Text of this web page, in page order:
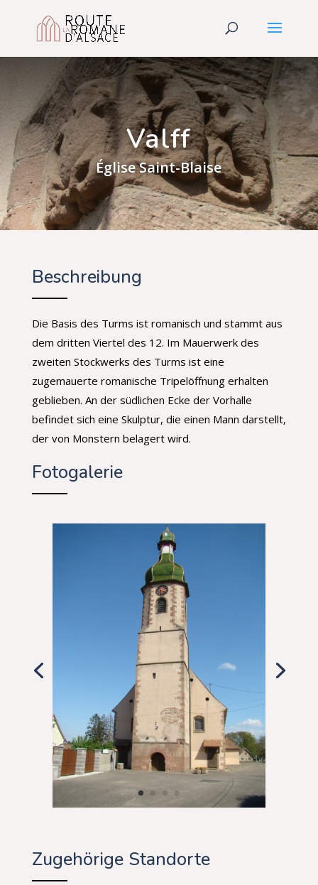
Valff
Église Saint-Blaise
Beschreibung
Die Basis des Turms ist romanisch und stammt aus
dem dritten Viertel des 12. Im Mauerwerk des
zweiten Stockwerks des Turms ist eine
zugemauerte romanische Tripelöffnung erhalten
geblieben. An der südlichen Ecke der Vorhalle
befindet sich eine Skulptur, die einen Mann darstellt,
der von Monstern belagert wird.
Fotogalerie
Zugehörige Standorte